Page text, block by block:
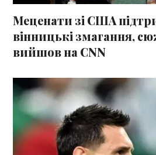
Меценати зі США
вінницькі змагання,
вийшов на CNN